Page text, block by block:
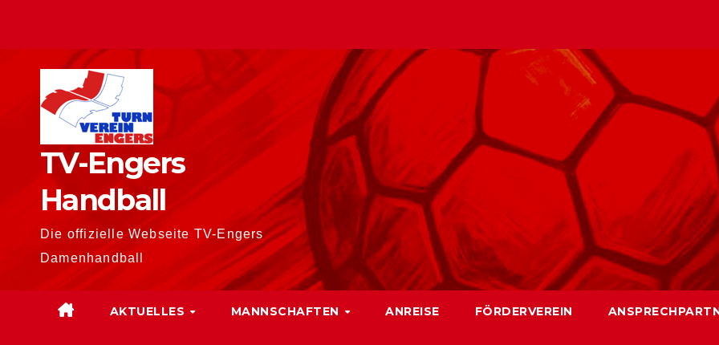
TV-Engers
Handball
Die offizielle Webseite TV-Engers
Damenhandball
AKTUELLES MANNSCHAFTEN ANREISE FÖRDERVEREIN